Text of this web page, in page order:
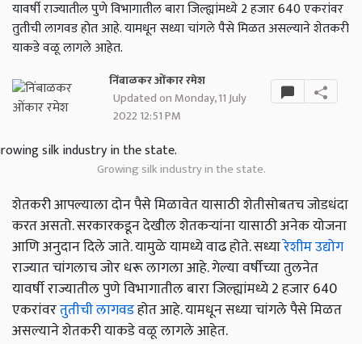
यावर्षी राज्यातील पुणे विभागातील बारा जिल्ह्यांमध्ये 2 हजार 640 एकरांवर
तुतीची लागवड होत आहे. यामधून सध्या चांगले पैसे मिळत असल्याने शेतकरी
याकडे वळू लागले आहेत.
निंबाळकर ओंकार रमेश
Updated on Monday, 11 July
2022 12:51 PM
Growing silk industry in the state.
शेतकरी आपल्याला दोन पैसे मिळावेत यासाठी शेतीसोबतच जोडधंदा
करत असतो. सरकारकडून देखील शेतकऱ्यांना यासाठी अनेक योजना
आणि अनुदान दिले जाते. यामुळे यामध्ये वाढ होते. सध्यारेशीम उद्योग
राज्यात चांगलाच जोर धरू लागला आहे. गेल्या वर्षीच्या तुलनेत
यावर्षी राज्यातील पुणे विभागातील बारा जिल्ह्यांमध्ये 2 हजार 640
एकरांवरतुतीची लागवडहोत आहे. यामधून सध्या चांगले पैसे मिळत
असल्याने शेतकरी याकडे वळू लागले आहेत.